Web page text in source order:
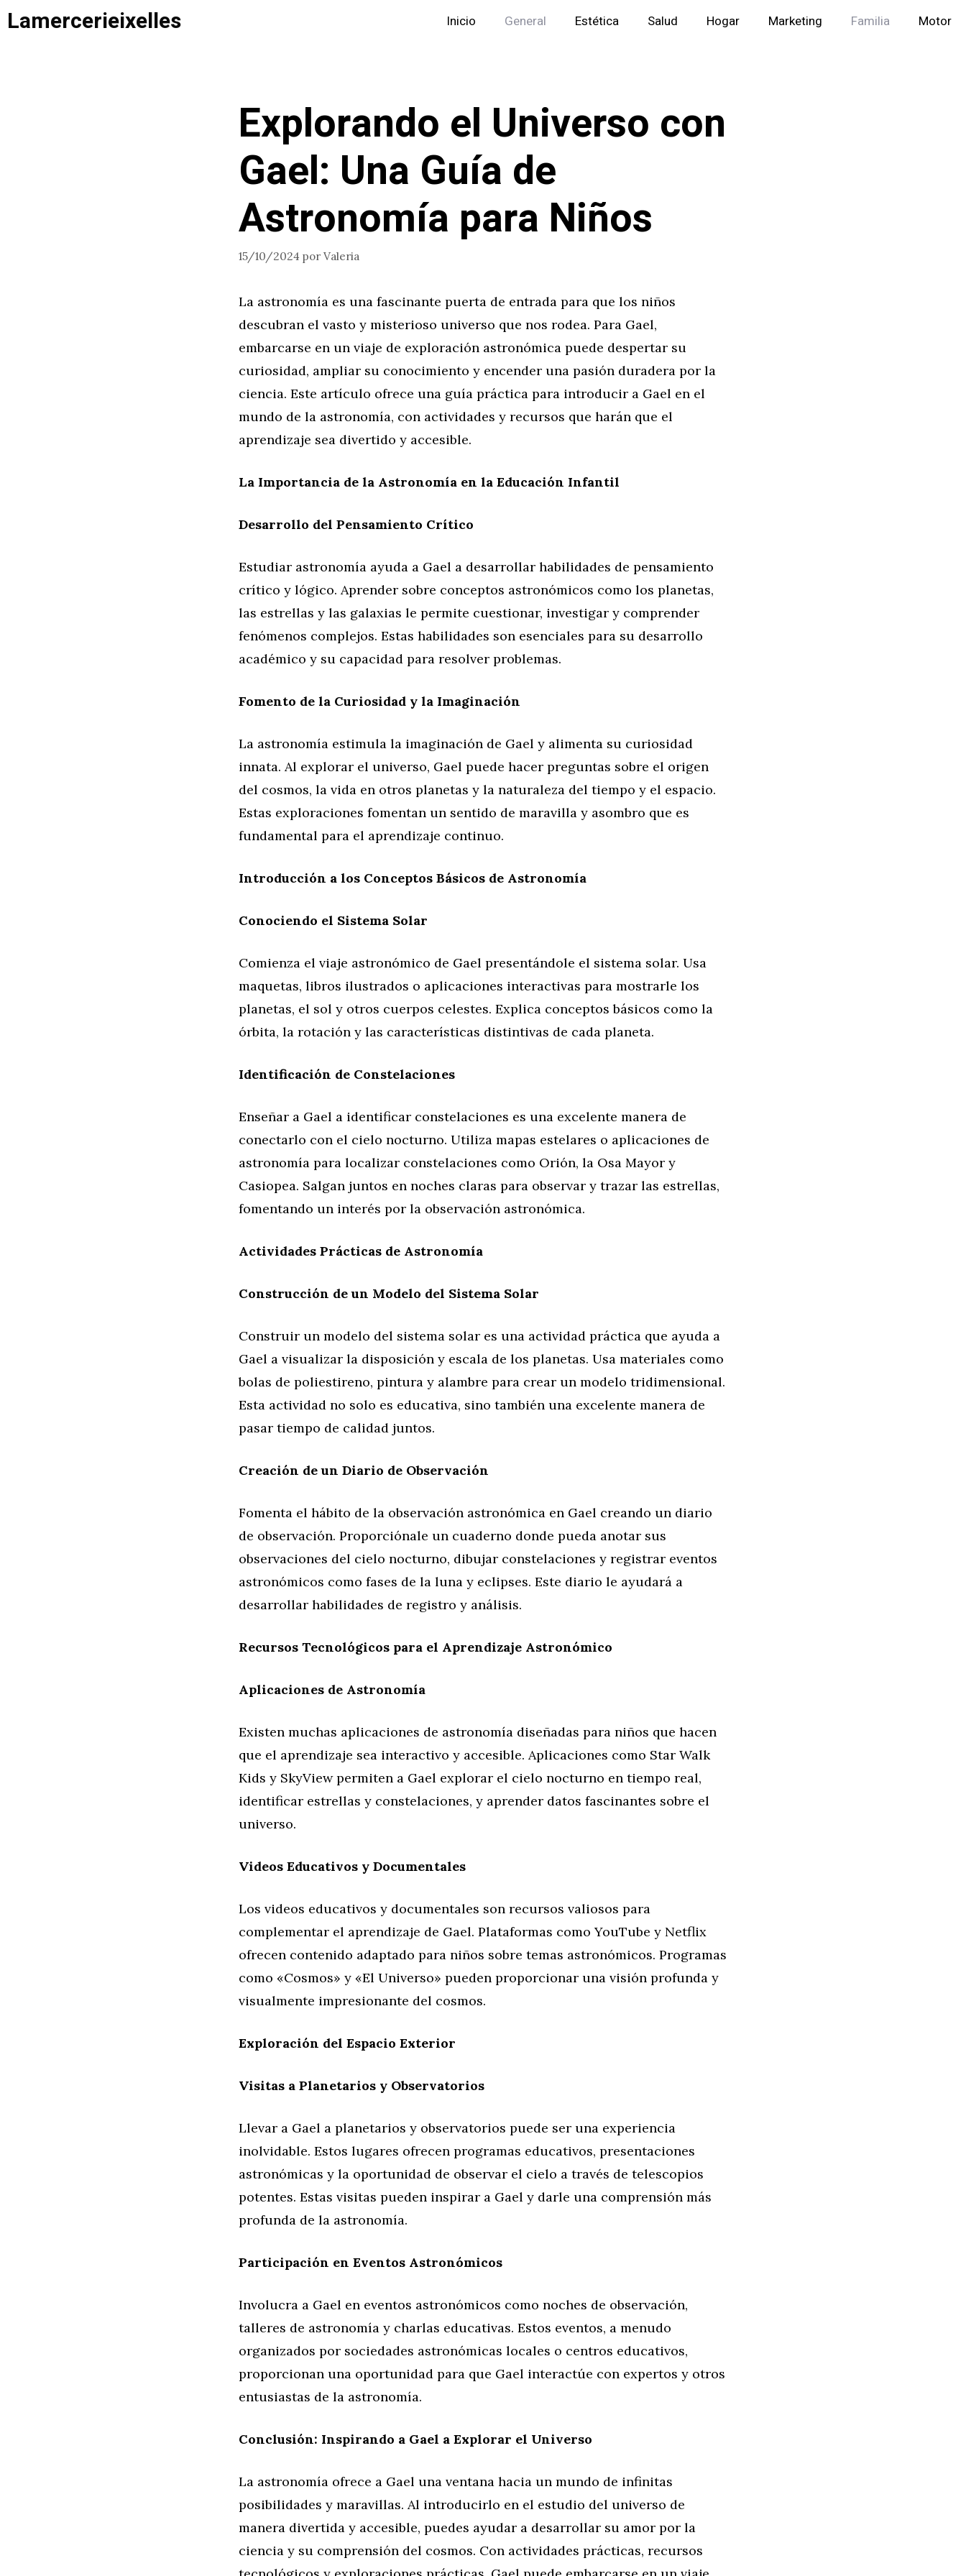
Saltar
alLamercerieixelles Inicio General Estética Salud Hogar Marketing Familia Motor
Explorando el Universo con
Gael: Una Guía de
Astronomía para Niños
15/10/2024 por Valeria
La astronomía es una fascinante puerta de entrada para que los niños
descubran el vasto y misterioso universo que nos rodea. Para Gael,
embarcarse en un viaje de exploración astronómica puede despertar su
curiosidad, ampliar su conocimiento y encender una pasión duradera por la
ciencia. Este artículo ofrece una guía práctica para introducir a Gael en el
mundo de la astronomía, con actividades y recursos que harán que el
aprendizaje sea divertido y accesible.
La Importancia de la Astronomía en la Educación Infantil
Desarrollo del Pensamiento Crítico
Estudiar astronomía ayuda a Gael a desarrollar habilidades de pensamiento
crítico y lógico. Aprender sobre conceptos astronómicos como los planetas,
las estrellas y las galaxias le permite cuestionar, investigar y comprender
fenómenos complejos. Estas habilidades son esenciales para su desarrollo
académico y su capacidad para resolver problemas.
Fomento de la Curiosidad y la Imaginación
La astronomía estimula la imaginación de Gael y alimenta su curiosidad
innata. Al explorar el universo, Gael puede hacer preguntas sobre el origen
del cosmos, la vida en otros planetas y la naturaleza del tiempo y el espacio.
Estas exploraciones fomentan un sentido de maravilla y asombro que es
fundamental para el aprendizaje continuo.
Introducción a los Conceptos Básicos de Astronomía
Conociendo el Sistema Solar
Comienza el viaje astronómico de Gael presentándole el sistema solar. Usa
maquetas, libros ilustrados o aplicaciones interactivas para mostrarle los
planetas, el sol y otros cuerpos celestes. Explica conceptos básicos como la
órbita, la rotación y las características distintivas de cada planeta.
Identificación de Constelaciones
Enseñar a Gael a identificar constelaciones es una excelente manera de
conectarlo con el cielo nocturno. Utiliza mapas estelares o aplicaciones de
astronomía para localizar constelaciones como Orión, la Osa Mayor y
Casiopea. Salgan juntos en noches claras para observar y trazar las estrellas,
fomentando un interés por la observación astronómica.
Actividades Prácticas de Astronomía
Construcción de un Modelo del Sistema Solar
Construir un modelo del sistema solar es una actividad práctica que ayuda a
Gael a visualizar la disposición y escala de los planetas. Usa materiales como
bolas de poliestireno, pintura y alambre para crear un modelo tridimensional.
Esta actividad no solo es educativa, sino también una excelente manera de
pasar tiempo de calidad juntos.
Creación de un Diario de Observación
Fomenta el hábito de la observación astronómica en Gael creando un diario
de observación. Proporciónale un cuaderno donde pueda anotar sus
observaciones del cielo nocturno, dibujar constelaciones y registrar eventos
astronómicos como fases de la luna y eclipses. Este diario le ayudará a
desarrollar habilidades de registro y análisis.
Recursos Tecnológicos para el Aprendizaje Astronómico
Aplicaciones de Astronomía
Existen muchas aplicaciones de astronomía diseñadas para niños que hacen
que el aprendizaje sea interactivo y accesible. Aplicaciones como Star Walk
Kids y SkyView permiten a Gael explorar el cielo nocturno en tiempo real,
identificar estrellas y constelaciones, y aprender datos fascinantes sobre el
universo.
Videos Educativos y Documentales
Los videos educativos y documentales son recursos valiosos para
complementar el aprendizaje de Gael. Plataformas como YouTube y Netflix
ofrecen contenido adaptado para niños sobre temas astronómicos. Programas
como «Cosmos» y «El Universo» pueden proporcionar una visión profunda y
visualmente impresionante del cosmos.
Exploración del Espacio Exterior
Visitas a Planetarios y Observatorios
Llevar a Gael a planetarios y observatorios puede ser una experiencia
inolvidable. Estos lugares ofrecen programas educativos, presentaciones
astronómicas y la oportunidad de observar el cielo a través de telescopios
potentes. Estas visitas pueden inspirar a Gael y darle una comprensión más
profunda de la astronomía.
Participación en Eventos Astronómicos
Involucra a Gael en eventos astronómicos como noches de observación,
talleres de astronomía y charlas educativas. Estos eventos, a menudo
organizados por sociedades astronómicas locales o centros educativos,
proporcionan una oportunidad para que Gael interactúe con expertos y otros
entusiastas de la astronomía.
Conclusión: Inspirando a Gael a Explorar el Universo
La astronomía ofrece a Gael una ventana hacia un mundo de infinitas
posibilidades y maravillas. Al introducirlo en el estudio del universo de
manera divertida y accesible, puedes ayudar a desarrollar su amor por la
ciencia y su comprensión del cosmos. Con actividades prácticas, recursos